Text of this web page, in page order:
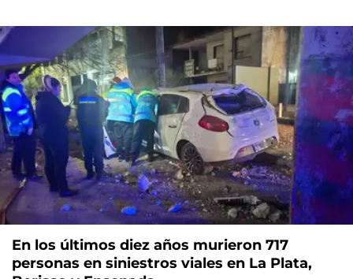
En los últimos diez años murieron 717
personas en siniestros viales en La Plata,